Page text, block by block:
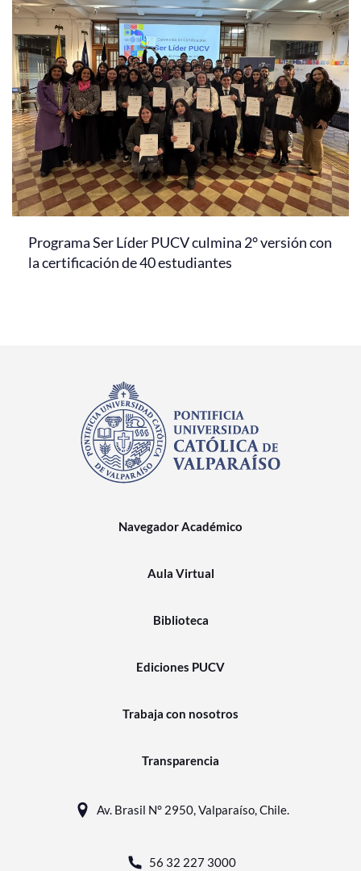
Programa Ser Líder PUCV culmina 2° versión con
la certificación de 40 estudiantes
Navegador Académico
Aula Virtual
Biblioteca
Ediciones PUCV
Trabaja con nosotros
Transparencia
Av. Brasil N° 2950, Valparaíso, Chile.
56 32 227 3000